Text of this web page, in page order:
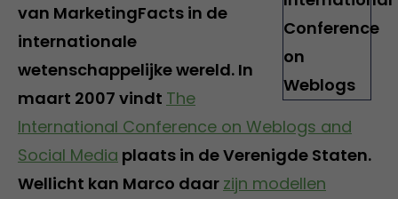
van MarketingFacts in de
internationale
wetenschappelijke wereld. In
maart 2007 vindt The
International Conference on Weblogs and
Social Media plaats in de Verenigde Staten.
Wellicht kan Marco daar zijn modellen